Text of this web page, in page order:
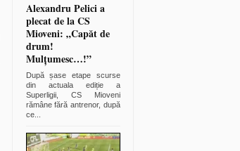
Alexandru Pelici a
plecat de la CS
Mioveni: „Capăt de
drum!
Mulțumesc…!”
După șase etape scurse
din actuala ediție a
Superligii, CS Mioveni
rămâne fără antrenor, după
ce...